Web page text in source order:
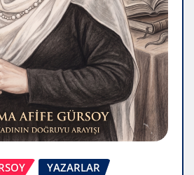
YAZARLAR